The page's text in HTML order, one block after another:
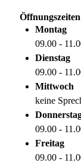
Öffnungszeiten
Montag
09.00 -
Dienstag
09.00 -
Mittwoch
keine
09.00 -
Freitag
09.00 -